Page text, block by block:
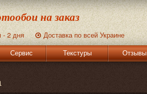
на заказ
- 2 дня Доставка по всей Украине
Сервис Текстуры Отзывы